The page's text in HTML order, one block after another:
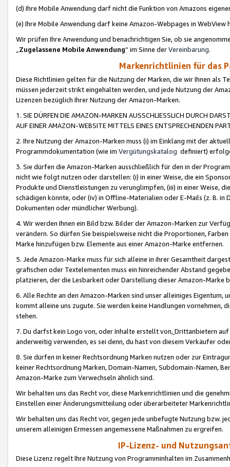
(d) Ihre Mobile Anwendung darf nicht die Funktion von Amazons
(e) Ihre Mobile Anwendung darf keine Amazon-Webpages in WebView
Wir prüfen Ihre Anwendung und benachrichtigen Sie, ob sie
„Zugelassene Mobile Anwendung“ im Sinne derVereinbarung.
Markenrichtlinien für das
Diese Richtlinien gelten für die Nutzung der Marken, die wir Ihnen als
müssen jederzeit strikt eingehalten werden, und jede Nutzung der
Lizenzen bezüglich Ihrer Nutzung der Amazon-Marken.
1. SIE DÜRFEN DIE AMAZON-MARKEN AUSSCHLIESSLICH DURCH
AUF EINER AMAZON-WEBSITE MITTELS EINES ENTSPRECHENDEN
2. Ihre Nutzung der Amazon-Marken muss (i) im Einklang mit der
Programmdokumentation (wie im Vergütungskatalog definiert)
3. Sie dürfen die Amazon-Marken ausschließlich für den in der
nicht wie folgt nutzen oder darstellen: (i) in einer Weise, die ein
Produkte und Dienstleistungen zu verunglimpfen, (iii) in einer Weise,
schädigen könnte, oder (iv) in Offline-Materialien oder E-Mails (z. B. in
Dokumenten oder mündlicher Werbung).
4. Wir werden Ihnen ein Bild bzw. Bilder der Amazon-Marken zur
verändern. So dürfen Sie beispielsweise nicht die Proportionen,
Marke hinzufügen bzw. Elemente aus einer Amazon-Marke entfernen.
5. Jede Amazon-Marke muss für sich alleine in ihrer Gesamtheit
grafischen oder Textelementen muss ein hinreichender Abstand
platzieren, der die Lesbarkeit oder Darstellung dieser Amazon-Marke
6. Alle Rechte an den Amazon-Marken sind unser alleiniges
kommt alleine uns zugute. Sie werden keine Handlungen vornehmen,
stehen.
7. Du darfst kein Logo von, oder Inhalte erstellt von,Drittanbietern auf
anderweitig verwenden, es sei denn, du hast von diesem Verkäufer
8. Sie dürfen in keiner Rechtsordnung Marken nutzen oder zur
keiner Rechtsordnung Marken, Domain-Namen, Subdomain-Namen,
Amazon-Marke zum Verwechseln ähnlich sind.
Wir behalten uns das Recht vor, diese Markenrichtlinien und die
Einstellen einer Änderungsmitteilung oder überarbeiteter
Wir behalten uns das Recht vor, gegen jede unbefugte Nutzung bzw.
unserem alleinigen Ermessen angemessene Maßnahmen zu ergreifen.
IP-Lizenz- und
Diese Lizenz regelt Ihre Nutzung von Programminhalten im